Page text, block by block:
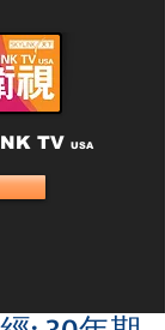
TV USA